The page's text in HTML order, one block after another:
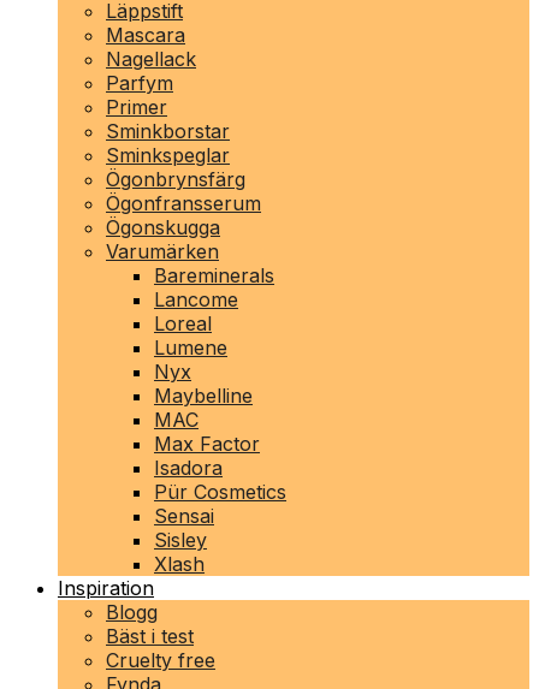
Läppstift
Mascara
Nagellack
Parfym
Primer
Sminkborstar
Sminkspeglar
Ögonbrynsfärg
Ögonfransserum
Ögonskugga
Varumärken
Bareminerals
Lancome
Loreal
Lumene
Nyx
Maybelline
MAC
Max Factor
Isadora
Pür Cosmetics
Sensai
Sisley
Xlash
Inspiration
Blogg
Bäst i test
Cruelty free
Fynda